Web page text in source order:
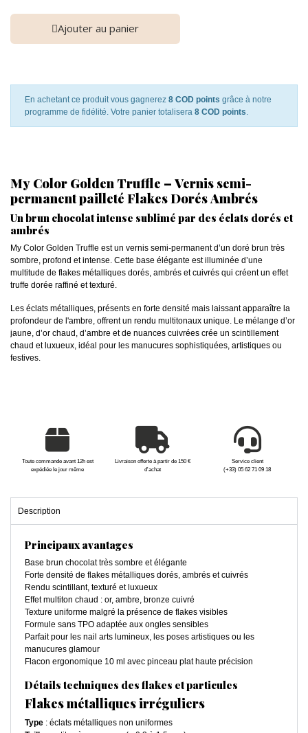
Ajouter au panier
En achetant ce produit vous gagnerez 8 COD points grâce à notre
programme de fidélité. Votre panier totalisera 8 COD points.
My Color Golden Truffle – Vernis semi-
permanent pailleté Flakes Dorés Ambrés
Un brun chocolat intense sublimé par des éclats dorés et
ambrés
My Color Golden Truffle est un vernis semi-permanent d’un doré brun très
sombre, profond et intense. Cette base élégante est illuminée d’une
multitude de flakes métalliques dorés, ambrés et cuivrés qui créent un effet
truffe dorée raffiné et texturé.
Les éclats métalliques, présents en forte densité mais laissant apparaître la
profondeur de l'ambre, offrent un rendu multitonaux unique. Le mélange d’or
jaune, d’or chaud, d’ambre et de nuances cuivrées crée un scintillement
chaud et luxueux, idéal pour les manucures sophistiquées, artistiques ou
festives.
Toute commande avant 12h est
expédiée le jour même
Livraison offerte à partir de 150 €
d'achat
Service client
(+33) 05 62 71 09 18
Description
Principaux avantages
Base brun chocolat très sombre et élégante
Forte densité de flakes métalliques dorés, ambrés et cuivrés
Rendu scintillant, texturé et luxueux
Effet multiton chaud : or, ambre, bronze cuivré
Texture uniforme malgré la présence de flakes visibles
Formule sans TPO adaptée aux ongles sensibles
Parfait pour les nail arts lumineux, les poses artistiques ou les
manucures glamour
Flacon ergonomique 10 ml avec pinceau plat haute précision
Détails techniques des flakes et particules
Flakes métalliques irréguliers
Type : éclats métalliques non uniformes